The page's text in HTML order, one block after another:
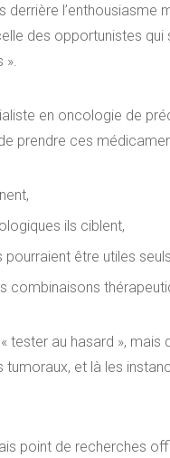
derrière
des opportunistes qui
».
en oncologie de
prendre ces
ils ciblent,
pourraient être utiles
combinaisons
tester au hasard »,
tumoraux, et là les
point de recherches